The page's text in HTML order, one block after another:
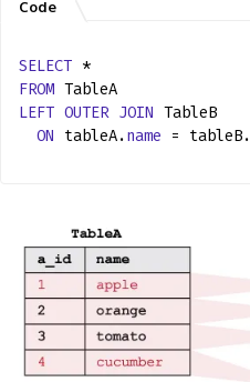
SELECT *
FROM TableA
LEFT OUTER JOIN TableB
ON tableA.name = tableB.